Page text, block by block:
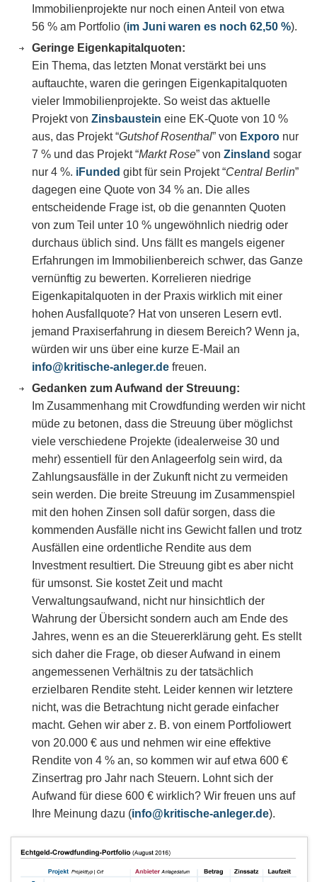
Immobilienprojekte nur noch einen Anteil von etwa
56 % am Portfolio (im Juni waren es noch 62,50 %).
Geringe Eigenkapitalquoten:
Ein Thema, das letzten Monat verstärkt bei uns
auftauchte, waren die geringen Eigenkapitalquoten
vieler Immobilienprojekte. So weist das aktuelle
Projekt von Zinsbaustein eine EK-Quote von 10 %
aus, das Projekt “Gutshof Rosenthal” von Exporo nur
7 % und das Projekt “Markt Rose” von Zinsland sogar
nur 4 %. iFunded gibt für sein Projekt “Central Berlin”
dagegen eine Quote von 34 % an. Die alles
entscheidende Frage ist, ob die genannten Quoten
von zum Teil unter 10 % ungewöhnlich niedrig oder
durchaus üblich sind. Uns fällt es mangels eigener
Erfahrungen im Immobilienbereich schwer, das Ganze
vernünftig zu bewerten. Korrelieren niedrige
Eigenkapitalquoten in der Praxis wirklich mit einer
hohen Ausfallquote? Hat von unseren Lesern evtl.
jemand Praxiserfahrung in diesem Bereich? Wenn ja,
würden wir uns über eine kurze E-Mail an
info@kritische-anleger.de freuen.
Gedanken zum Aufwand der Streuung:
Im Zusammenhang mit Crowdfunding werden wir nicht
müde zu betonen, dass die Streuung über möglichst
viele verschiedene Projekte (idealerweise 30 und
mehr) essentiell für den Anlageerfolg sein wird, da
Zahlungsausfälle in der Zukunft nicht zu vermeiden
sein werden. Die breite Streuung im Zusammenspiel
mit den hohen Zinsen soll dafür sorgen, dass die
kommenden Ausfälle nicht ins Gewicht fallen und trotz
Ausfällen eine ordentliche Rendite aus dem
Investment resultiert. Die Streuung gibt es aber nicht
für umsonst. Sie kostet Zeit und macht
Verwaltungsaufwand, nicht nur hinsichtlich der
Wahrung der Übersicht sondern auch am Ende des
Jahres, wenn es an die Steuererklärung geht. Es stellt
sich daher die Frage, ob dieser Aufwand in einem
angemessenen Verhältnis zu der tatsächlich
erzielbaren Rendite steht. Leider kennen wir letztere
nicht, was die Betrachtung nicht gerade einfacher
macht. Gehen wir aber z. B. von einem Portfoliowert
von 20.000 € aus und nehmen wir eine effektive
Rendite von 4 % an, so kommen wir auf etwa 600 €
Zinsertrag pro Jahr nach Steuern. Lohnt sich der
Aufwand für diese 600 € wirklich? Wir freuen uns auf
Ihre Meinung dazu (info@kritische-anleger.de).